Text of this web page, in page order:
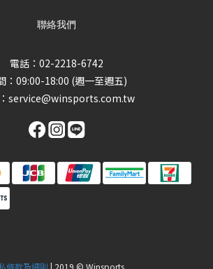
聯絡我們
電話：02-2218-6742
：09:00-18:00 (週一至週五)
service@winsports.com.tw
條款及細則 | 2019 © Winsports